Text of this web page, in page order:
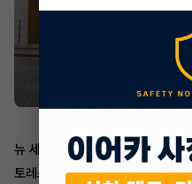
뉴 세일즈 페스타 : 다양한 할인 혜
토레스 : 7% 할인 또는 생산 시점